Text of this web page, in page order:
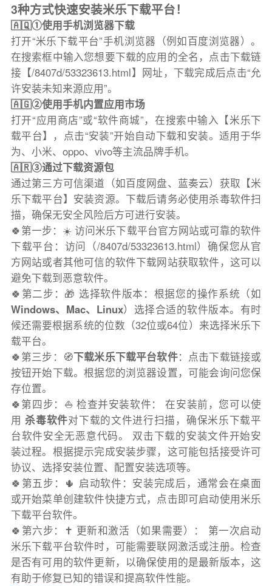
3种方式快速安装米乐下载平台！
🇦🇶①使用手机浏览器下载
打开“米乐下载平台”手机浏览器（例如百度浏览器）。
在搜索框中输入您想要下载的应用的全名，点击下载链
接【/8407d/53323613.html】网址，下载完成后点击“允
许安装未知来源应用”。
🇦🇬②使用手机内置应用市场
打开“应用商店”或“软件商城”，在搜索中输入【米乐下
载平台】，点击“安装”开始自动下载和安装。适用于华
为、小米、oppo、vivo等主流品牌手机。
🇦🇷③通过下载资源包
通过第三方可信渠道（如百度网盘、蓝奏云）获取【米
乐下载平台】安装资源。下载后请务必使用杀毒软件扫
描，确保无安全风险后方可进行安装。
🍀第一步：☀️ 访问米乐下载平台官方网站或可靠的软件
下载平台：访问（/8407d/53323613.html）确保您从官
方网站或者其他可信的软件下载网站获取软件，这可以
避免下载到恶意软件。
🍀第二步：🎁 选择软件版本：根据您的操作系统（如
Windows、Mac、Linux）选择合适的软件版本。有时
候还需要根据系统的位数（32位或64位）来选择米乐下
载平台。
🍀第三步：🧭下载米乐下载平台软件：点击下载链接或
按钮开始下载。根据您的浏览器设置，可能会询问您保
存位置。
🍀第四步：⛵️ 检查并安装软件： 在安装前，您可以使
用杀毒软件对下载的文件进行扫描，确保米乐下载平
台软件安全无恶意代码。 双击下载的安装文件开始安
装过程。根据提示完成安装步骤，这可能包括接受许可
协议、选择安装位置、配置安装选项等。
🍀第五步：🌵 启动软件：安装完成后，通常会在桌面
或开始菜单创建软件快捷方式，点击即可启动使用米乐
下载平台软件。
🍀第六步：✝️ 更新和激活（如果需要）： 第一次启动
米乐下载平台软件时，可能需要联网激活或注册。检查
是否有可用的软件更新，以确保使用的是最新版本，这
有助于修复已知的错误和提高软件性能。